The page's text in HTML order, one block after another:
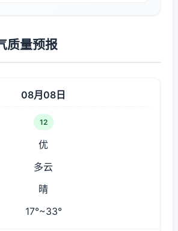
质量预报
08月08日
12
优
多云
晴
17°~33°